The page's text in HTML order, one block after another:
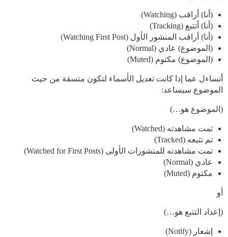
(أنا) أراقب (Watching)
(أنا) أتتبع (Tracking)
(أنا) أراقب المنشور الأول (Watching First Post)
(الموضوع) عادي (Normal)
(الموضوع) مكتوم (Muted)
أتساءل عما إذا كانت تعديل الأسماء لتكون متسقة من حيث
الموضوع سيساعد:
(الموضوع هو…)
تمت مشاهدته (Watched)
تم تتبعه (Tracked)
تمت مشاهدته للمنشورات الأولى (Watched for First Posts)
عادي (Normal)
مكتوم (Muted)
أو
(إعداد التتبع هو…)
إشعار (Notify)